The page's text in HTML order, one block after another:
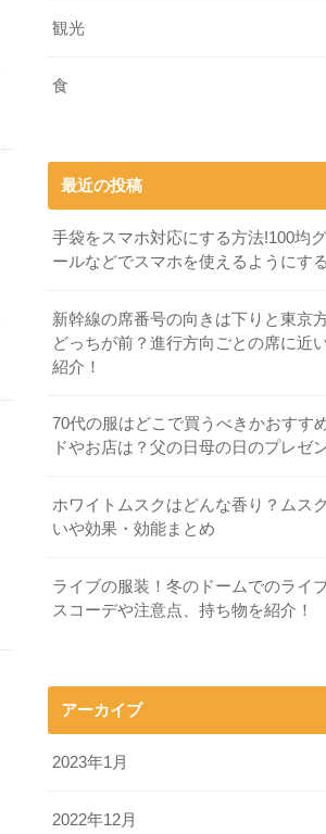
観光
食
最近の投稿
手袋をスマホ対応にする方法!100均
ールなどでスマホを使えるようにす
新幹線の席番号の向きは下りと東京
どっちが前？進行方向ごとの席に近
紹介！
70代の服はどこで買うべきかおすす
ドやお店は？父の日母の日のプレゼ
ホワイトムスクはどんな香り？ムス
いや効果・効能まとめ
ライブの服装！冬のドームでのライ
スコーデや注意点、持ち物を紹介！
アーカイブ
2023年1月
2022年12月